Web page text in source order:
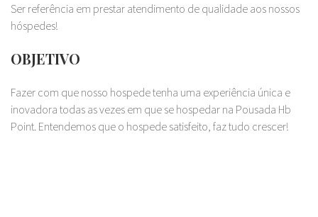
Ser referência em prestar atendimento de qualidade aos nossos
hóspedes!
OBJETIVO
Fazer com que nosso hospede tenha uma experiência única e
inovadora todas as vezes em que se hospedar na Pousada Hb
Point. Entendemos que o hospede satisfeito, faz tudo crescer!